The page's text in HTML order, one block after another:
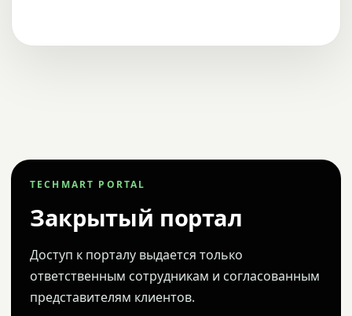
TECHMART PORTAL
Закрытый портал
Доступ к порталу выдается только
ответственным сотрудникам и согласованным
представителям клиентов.